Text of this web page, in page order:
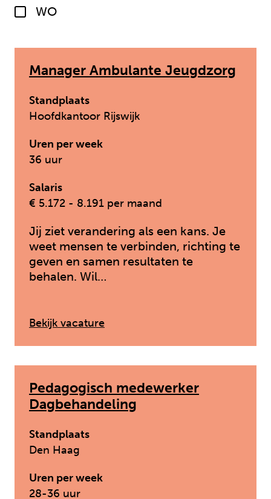
WO
Manager Ambulante Jeugdzorg
Standplaats
Hoofdkantoor Rijswijk
Uren per week
36 uur
Salaris
€ 5.172 - 8.191 per maand
Jij ziet verandering als een kans. Je
weet mensen te verbinden, richting te
geven en samen resultaten te
behalen. Wil…
Bekijk vacature: Manager Ambulante Jeugdzorg
Pedagogisch medewerker
Dagbehandeling
Standplaats
Den Haag
Uren per week
28-36 uur